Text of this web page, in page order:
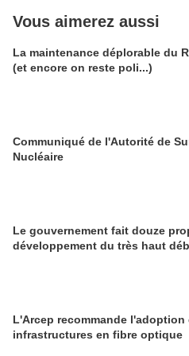
Vous aimerez aussi
La maintenance déplorable du
(et encore on reste poli...)
Communiqué de l'Autorité de
Nucléaire
Le gouvernement fait douze
développement du très haut
L'Arcep recommande
infrastructures en fibre optique